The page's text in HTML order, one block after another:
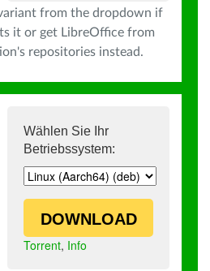
from the dropdown if
it or get LibreOffice from
repositories instead.
Wählen Sie Ihr
Betriebssystem:
DOWNLOAD
Torrent, Info